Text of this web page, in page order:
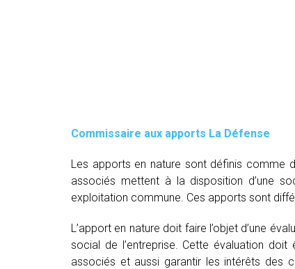
Commissaire aux apports La Défense
Les apports en nature sont définis comme
associés mettent à la disposition d’une
exploitation commune. Ces apports sont
L’apport en nature doit faire l’objet d’une
social de l’entreprise. Cette évaluation
associés et aussi garantir les intérêts des